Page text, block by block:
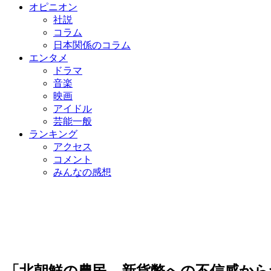
オピニオン
社説
コラム
日本関係のコラム
エンタメ
ドラマ
音楽
映画
アイドル
芸能一般
ランキング
アクセス
コメント
みんなの感想